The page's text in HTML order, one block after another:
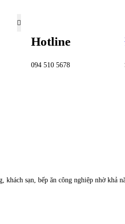
Hotline
094 510 5678
khách sạn, bếp ăn công nghiệp nhờ khả